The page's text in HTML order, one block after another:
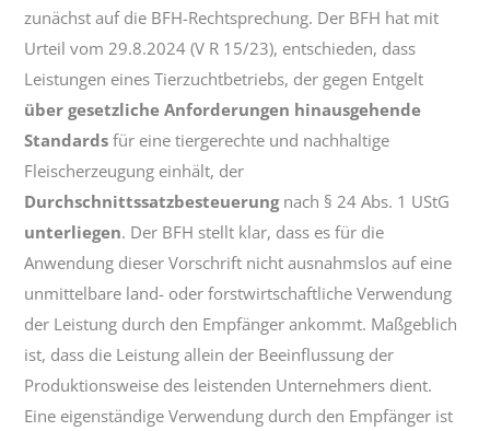
zunächst auf die BFH-Rechtsprechung. Der BFH hat mit
Urteil vom 29.8.2024 (V R 15/23), entschieden, dass
Leistungen eines Tierzuchtbetriebs, der gegen Entgelt
über gesetzliche Anforderungen hinausgehende
Standards für eine tiergerechte und nachhaltige
Fleischerzeugung einhält, der
Durchschnittssatzbesteuerungnach § 24 Abs. 1 UStG
unterliegen. Der BFH stellt klar, dass es für die
Anwendung dieser Vorschrift nicht ausnahmslos auf eine
unmittelbare land- oder forstwirtschaftliche Verwendung
der Leistung durch den Empfänger ankommt. Maßgeblich
ist, dass die Leistung allein der Beeinflussung der
Produktionsweise des leistenden Unternehmers dient.
Eine eigenständige Verwendung durch den Empfänger ist